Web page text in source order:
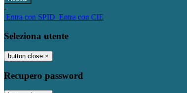
-
Entra con SPID Entra con CIE
Seleziona utente
button close ×
Recupero password